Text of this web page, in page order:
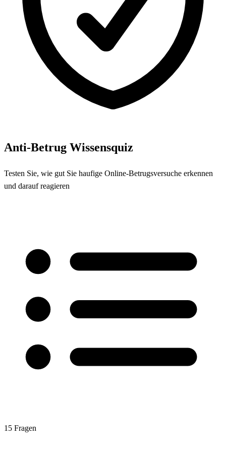
Anti-Betrug Wissensquiz
Testen Sie, wie gut Sie haufige Online-Betrugsversuche erkennen
und darauf reagieren
15 Fragen